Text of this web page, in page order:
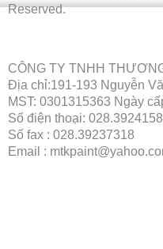
Reserved.
CÔNG TY TNHH
Địa chỉ:191-193 Nguyễn
MST: 0301315363 Ngày
Số điện thoại:
Số fax : 028.39237318
Email :